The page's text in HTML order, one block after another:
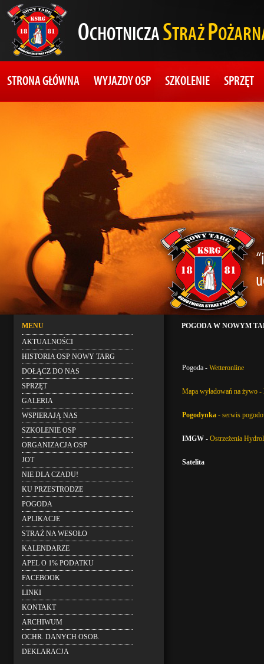
OCHOTNICZASTRAŻP
STRONA GŁÓWNA WYJAZDY OSP SZKOLENIE SPRZĘT
MENU
AKTUALNOŚCI
HISTORIA OSP NOWY TARG
DOŁĄCZ DO NAS
SPRZĘT
GALERIA
WSPIERAJĄ NAS
SZKOLENIE OSP
ORGANIZACJA OSP
JOT
NIE DLA CZADU!
KU PRZESTRODZE
POGODA
APLIKACJE
STRAŻ NA WESOŁO
KALENDARZE
APEL O 1% PODATKU
FACEBOOK
LINKI
KONTAKT
ARCHIWUM
OCHR. DANYCH OSOB.
DEKLARACJA
POGODA W NOWYM
Pogoda - Wetteronline
Mapa wyładowań na żywo
Pogodynka - serwis
IMGW - Ostrzeżenia
Satelita